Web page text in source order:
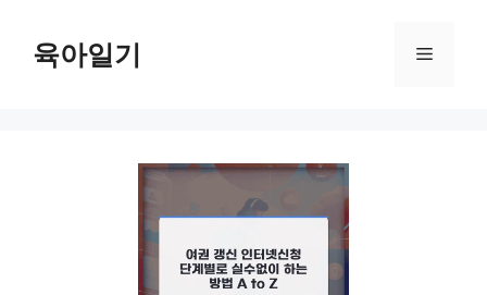
육아일기 메